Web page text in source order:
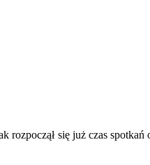
się już czas